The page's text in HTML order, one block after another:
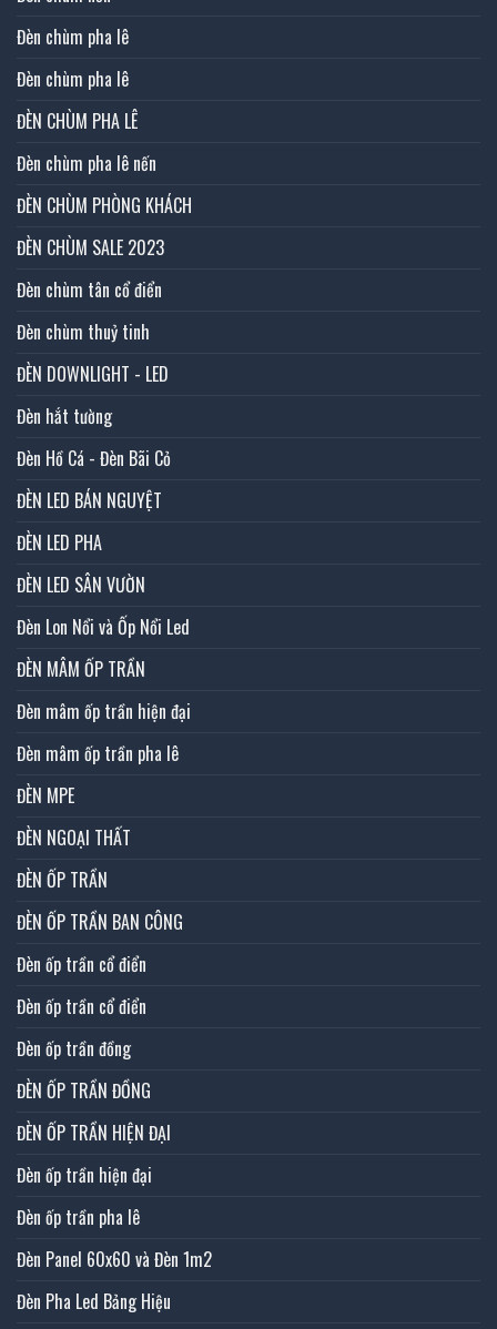
Đèn chùm pha lê
Đèn chùm pha lê
ĐÈN CHÙM PHA LÊ
Đèn chùm pha lê nến
ĐÈN CHÙM PHÒNG KHÁCH
ĐÈN CHÙM SALE 2023
Đèn chùm tân cổ điển
Đèn chùm thuỷ tinh
ĐÈN DOWNLIGHT - LED
Đèn hắt tường
Đèn Hồ Cá - Đèn Bãi Cỏ
ĐÈN LED BÁN NGUYỆT
ĐÈN LED PHA
ĐÈN LED SÂN VƯỜN
Đèn Lon Nổi và Ốp Nổi Led
ĐÈN MÂM ỐP TRẦN
Đèn mâm ốp trần hiện đại
Đèn mâm ốp trần pha lê
ĐÈN MPE
ĐÈN NGOẠI THẤT
ĐÈN ỐP TRẦN
ĐÈN ỐP TRẦN BAN CÔNG
Đèn ốp trần cổ điển
Đèn ốp trần cổ điển
Đèn ốp trần đồng
ĐÈN ỐP TRẦN ĐỒNG
ĐÈN ỐP TRẦN HIỆN ĐẠI
Đèn ốp trần hiện đại
Đèn ốp trần pha lê
Đèn Panel 60x60 và Đèn 1m2
Đèn Pha Led Bảng Hiệu